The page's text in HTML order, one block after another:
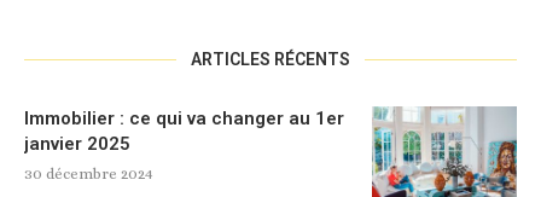
ARTICLES RÉCENTS
Immobilier : ce qui va changer au 1er
janvier 2025
30 décembre 2024